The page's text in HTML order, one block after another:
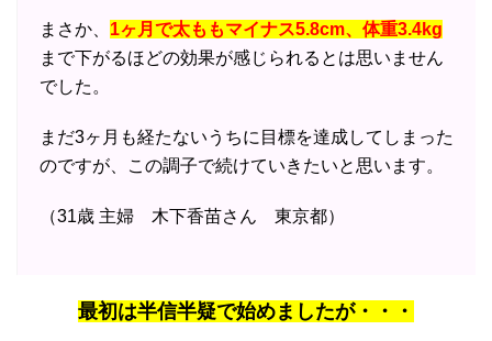
まさか、 1ヶ月で太ももマイナス5.8cm、体重3.4kg
まで下がるほどの効果が感じられるとは思いません
でした。
まだ3ヶ月も経たないうちに目標を達成してしまった
のですが、この調子で続けていきたいと思います。
（31歳 主婦 木下香苗さん 東京都）
最初は半信半疑で始めましたが・・・